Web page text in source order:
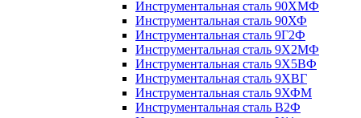
Инструментальная сталь 90ХМФ
Инструментальная сталь 90ХФ
Инструментальная сталь 9Г2Ф
Инструментальная сталь 9Х2МФ
Инструментальная сталь 9Х5ВФ
Инструментальная сталь 9ХВГ
Инструментальная сталь 9ХФМ
Инструментальная сталь В2Ф